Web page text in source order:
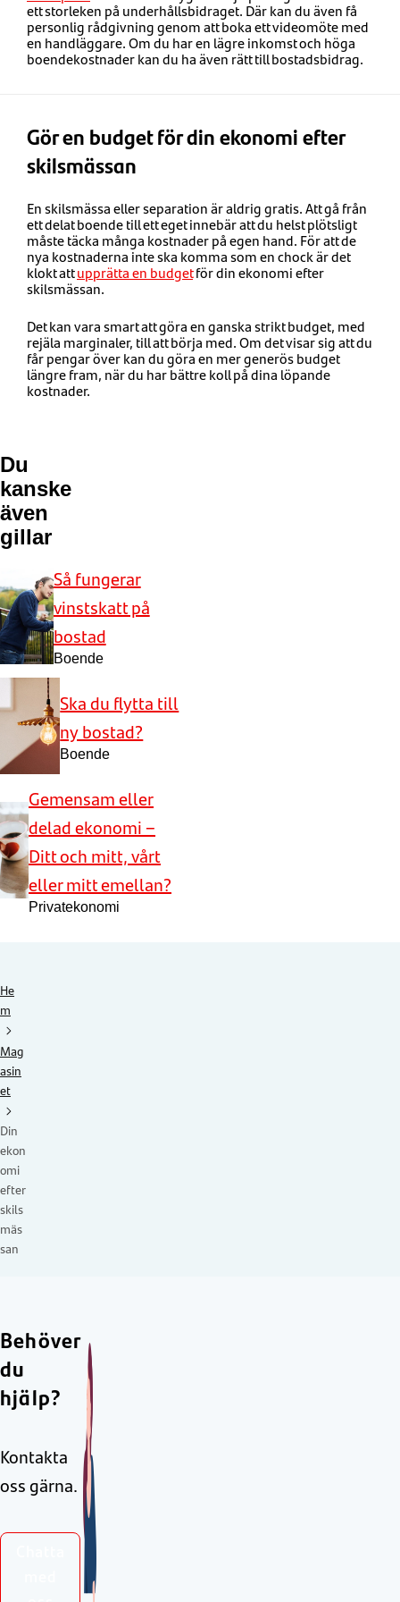
ett storleken på underhållsbidraget. Där kan du även få
personlig rådgivning genom att boka ett videomöte med
en handläggare. Om du har en lägre inkomst och höga
boendekostnader kan du ha även rätt till bostadsbidrag.
Gör en budget för din ekonomi efter
skilsmässan
En skilsmässa eller separation är aldrig gratis. Att gå från
ett delat boende till ett eget innebär att du helst plötsligt
måste täcka många kostnader på egen hand. För att de
nya kostnaderna inte ska komma som en chock är det
klokt attupprätta en budgetför din ekonomi efter
skilsmässan.
Det kan vara smart att göra en ganska strikt budget, med
rejäla marginaler, till att börja med. Om det visar sig att du
får pengar över kan du göra en mer generös budget
längre fram, när du har bättre koll på dina löpande
kostnader.
Du
kanske
även
gillar
Så fungerar
vinstskatt på
bostad
Boende
Ska du flytta till
ny bostad?
Boende
Gemensam eller
delad ekonomi –
Ditt och mitt, vårt
eller mitt emellan?
Privatekonomi
He
m
Mag
asin
et
Din
ekon
omi
efter
skils
mäs
san
Behöver
du
hjälp?
Kontakta
oss gärna.